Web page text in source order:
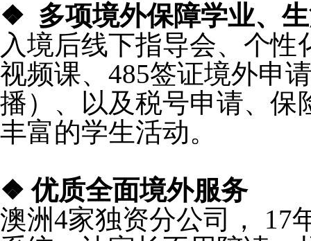
❖ 多项境外保障学业、
入境后线下指导会、个
视频课、485签证境外申
播）、以及税号申请、保
丰富的学生活动。
❖ 优质全面境外服务
澳洲4家独资分公司， 17